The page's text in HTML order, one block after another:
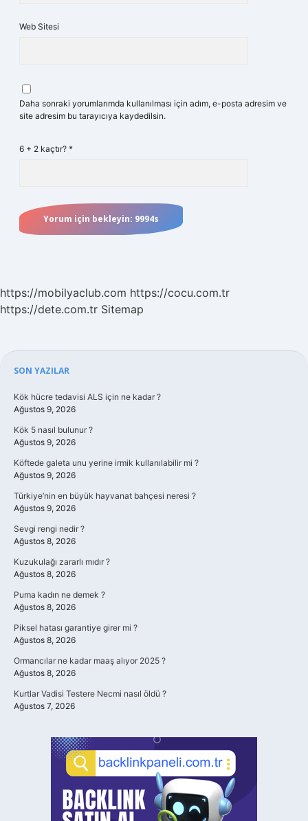
Web Sitesi
Daha sonraki yorumlarımda kullanılması için adım, e-posta adresim ve
site adresim bu tarayıcıya kaydedilsin.
6 + 2 kaçtır? *
https://mobilyaclub.com https://cocu.com.tr
https://dete.com.tr Sitemap
Sidebar
SON YAZILAR
Kök hücre tedavisi ALS için ne kadar ?
Ağustos 9, 2026
Kök 5 nasıl bulunur ?
Ağustos 9, 2026
Köftede galeta unu yerine irmik kullanılabilir mi ?
Ağustos 9, 2026
Türkiye’nin en büyük hayvanat bahçesi neresi ?
Ağustos 9, 2026
Sevgi rengi nedir ?
Ağustos 8, 2026
Kuzukulağı zararlı mıdır ?
Ağustos 8, 2026
Puma kadın ne demek ?
Ağustos 8, 2026
Piksel hatası garantiye girer mi ?
Ağustos 8, 2026
Ormancılar ne kadar maaş alıyor 2025 ?
Ağustos 8, 2026
Kurtlar Vadisi Testere Necmi nasıl öldü ?
Ağustos 7, 2026